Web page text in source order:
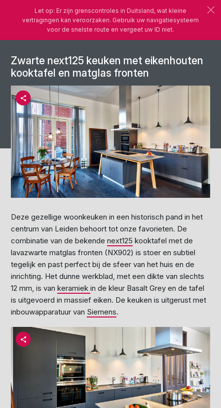
Zwarte next125 keuken met eikenhouten
kooktafel en matglas fronten
Deze gezellige woonkeuken in een historisch pand in het
centrum van Leiden behoort tot onze favorieten. De
combinatie van de bekendenext125 kooktafel met de
lavazwarte matglas fronten (NX902) is stoer en subtiel
tegelijk en past perfect bij de sfeer van het huis en de
inrichting. Het dunne werkblad, met een dikte van slechts
12 mm, is vankeramiekin de kleur Basalt Grey en de tafel
is uitgevoerd in massief eiken. De keuken is uitgerust met
inbouwapparatuur van Siemens.
Let op: Er zijn grenscontroles in Duitsland, wat kleine
vertragingen kan veroorzaken. Gebruik uw navigatiesysteem
voor de snelste route en vergeet uw ID niet.